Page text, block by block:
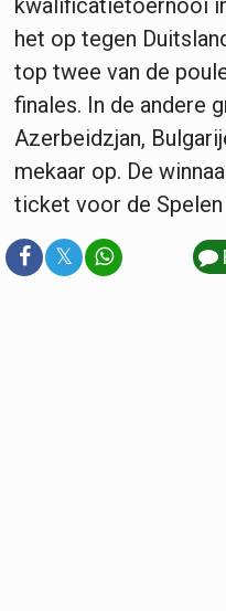
het op tegen
top twee van de
finales. In de andere
Azerbeidzjan,
mekaar op. De
ticket voor de Spelen
𝕏